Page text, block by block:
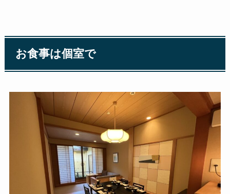
お食事は個室で